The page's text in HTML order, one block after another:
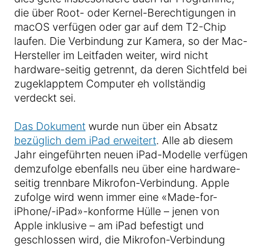
die über Root- oder Kernel-Berechtigungen in
macOS verfügen oder gar auf dem T2-Chip
laufen. Die Verbindung zur Kamera, so der Mac-
Hersteller im Leitfaden weiter, wird nicht
hardware-seitig getrennt, da deren Sichtfeld bei
zugeklapptem Computer eh vollständig
verdeckt sei.
Das Dokument wurde nun über ein Absatz
bezüglich dem iPad erweitert. Alle ab diesem
Jahr eingeführten neuen iPad-Modelle verfügen
demzufolge ebenfalls neu über eine hardware-
seitig trennbare Mikrofon-Verbindung. Apple
zufolge wird wenn immer eine «Made-for-
iPhone/-iPad»-konforme Hülle – jenen von
Apple inklusive – am iPad befestigt und
geschlossen wird, die Mikrofon-Verbindung